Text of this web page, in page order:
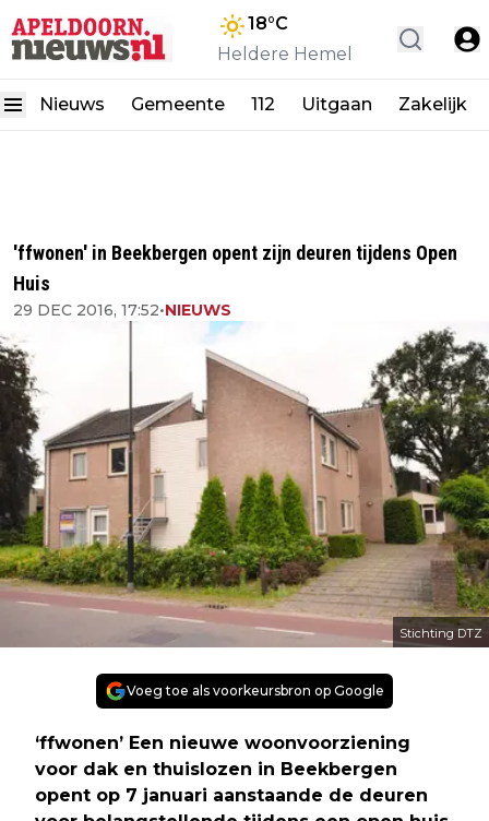
18°C
Heldere Hemel
Nieuws Gemeente 112 Uitgaan Zakelijk
'ffwonen' in Beekbergen opent zijn deuren tijdens Open
Huis
29 DEC 2016, 17:52•NIEUWS
Stichting DTZ
Voeg toe als voorkeursbron op Google
‘ffwonen’ Een nieuwe woonvoorziening
voor dak en thuislozen in Beekbergen
opent op 7 januari aanstaande de deuren